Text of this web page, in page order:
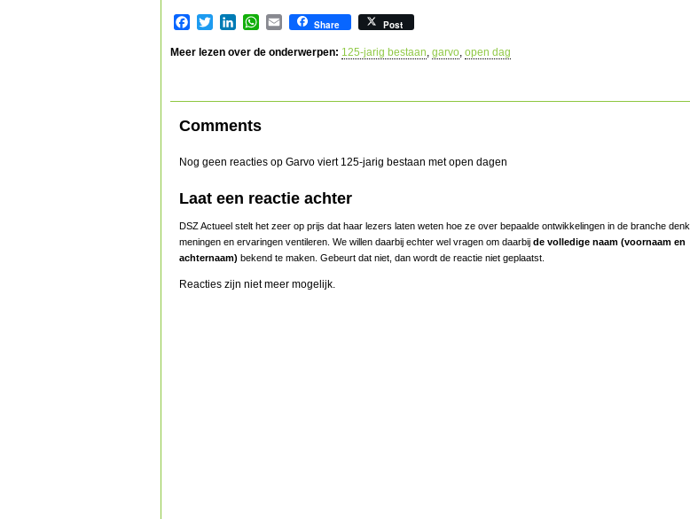
Facebook
TwitterLinkedInWhatsApp
EmailShare Post
Meer lezen over de onderwerpen: 125-jarig bestaan, garvo, open dag
Comments
Nog geen reacties op Garvo viert 125-jarig bestaan met open dagen
Laat een reactie achter
DSZ Actueel stelt het zeer op prijs dat haar lezers laten weten hoe ze over bepaalde ontwikkelingen in de branche
meningen en ervaringen ventileren. We willen daarbij echter wel vragen om daarbij de volledige naam (voornaam en
achternaam) bekend te maken. Gebeurt dat niet, dan wordt de reactie niet geplaatst.
Reacties zijn niet meer mogelijk.